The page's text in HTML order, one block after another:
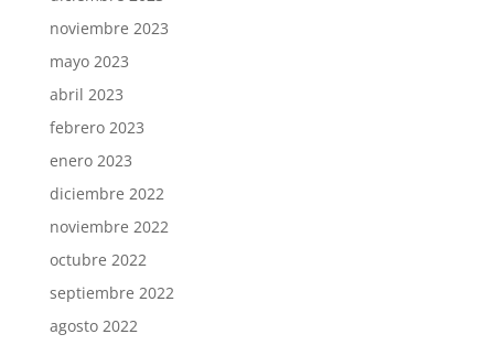
noviembre 2023
mayo 2023
abril 2023
febrero 2023
enero 2023
diciembre 2022
noviembre 2022
octubre 2022
septiembre 2022
agosto 2022